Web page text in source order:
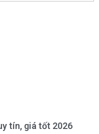
tín, giá tốt 2026